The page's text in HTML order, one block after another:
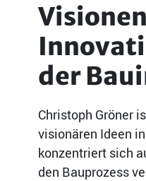
der
Christoph Gröner
visionären Ideen
konzentriert sich
den Bauprozess